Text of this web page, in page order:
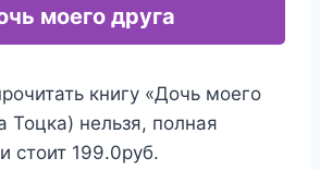
моего друга
книгу «Дочь моего
Тоцка) нельзя, полная
стоит 199.0руб.